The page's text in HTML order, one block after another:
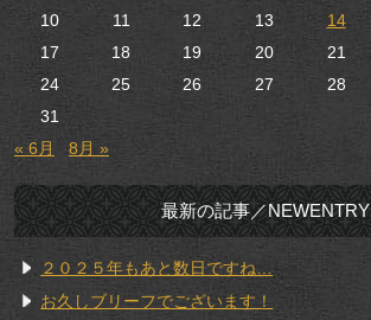
10
11 12 13 14
17
18 19 20 21
24
25 26 27 28
31
« 6月
8月 »
最新の記事／NEWENTRY
２０２５年もあと数日ですね…
お久しブリーフでございます！